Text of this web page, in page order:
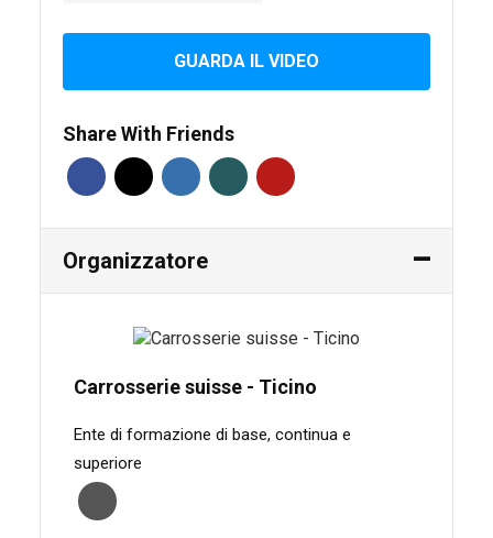
GUARDA IL VIDEO
Share With Friends
Organizzatore
Carrosserie suisse - Ticino
Ente di formazione di base, continua e
superiore